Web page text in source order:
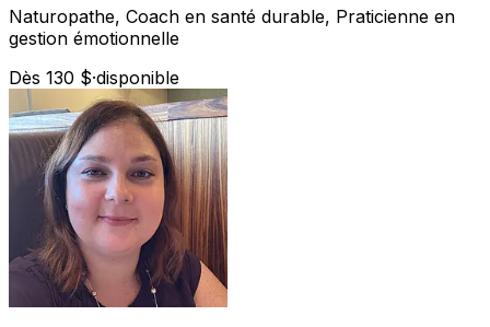
Naturopathe, Coach en santé durable, Praticienne en
gestion émotionnelle
Dès 130 $·disponible